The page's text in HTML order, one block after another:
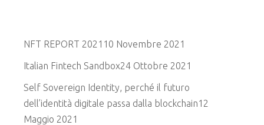
NFT REPORT 2021 10 Novembre 2021
Italian Fintech Sandbox24 Ottobre 2021
Self Sovereign Identity, perché il futuro
dell’identità digitale passa dalla blockchain12
Maggio 2021